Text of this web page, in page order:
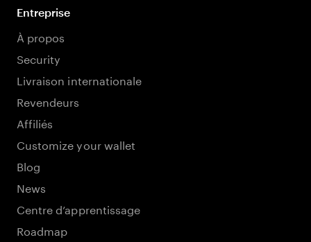
Entreprise
À propos
Security
Livraison internationale
Revendeurs
Affiliés
Customize your wallet
Blog
News
Centre d’apprentissage
Roadmap